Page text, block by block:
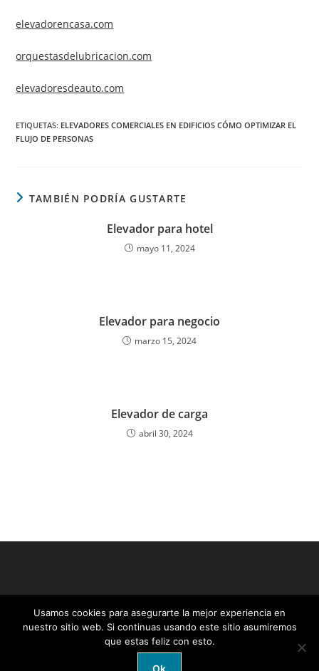
elevadorencasa.com
orquestasdelubricacion.com
elevadoresdeauto.com
ETIQUETAS: ELEVADORES COMERCIALES EN EDIFICIOS CÓMO OPTIMIZAR EL
FLUJO DE PERSONAS
TAMBIÉN PODRÍA GUSTARTE
Elevador para hotel
mayo 11, 2024
Elevador para negocio
marzo 15, 2024
Elevador de carga
abril 30, 2024
Usamos cookies para asegurarte la mejor experiencia en
nuestro sitio web. Si continuas usando este sitio asumiremos
que estas feliz con esto.
Ok